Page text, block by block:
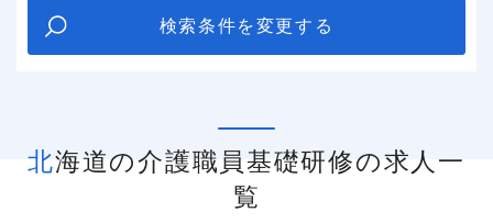
検索条件を変更する
北海道の介護職員基礎研修の求人一
覧